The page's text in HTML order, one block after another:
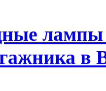
лампы
в